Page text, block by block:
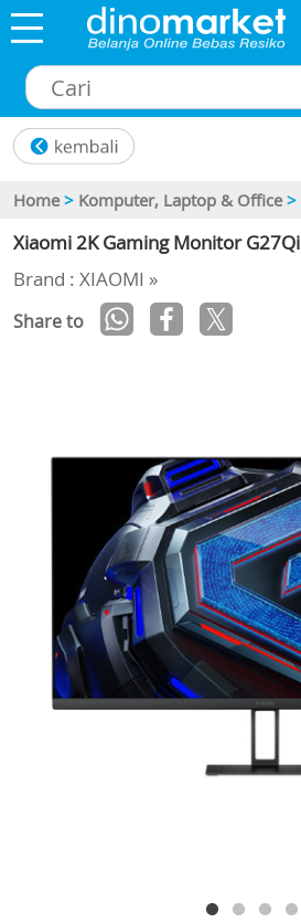
Home > Komputer, Laptop & Office >
Xiaomi 2K Gaming Monitor G27Qi
Brand : XIAOMI »
Share to